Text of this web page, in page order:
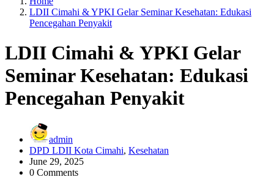
LDII Cimahi & YPKI Gelar Seminar Kesehatan: Edukasi
Pencegahan Penyakit
LDII Cimahi & YPKI Gelar
Seminar Kesehatan: Edukasi
Pencegahan Penyakit
admin
DPD LDII Kota Cimahi, Kesehatan
June 29, 2025
0 Comments